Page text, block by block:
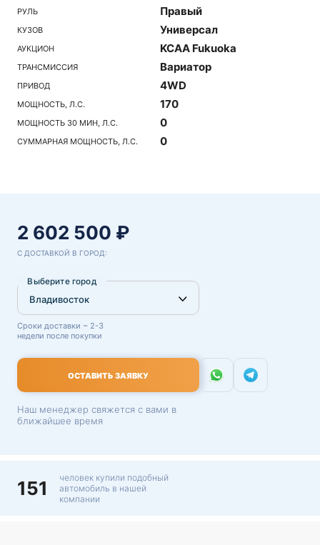
РУЛЬ Правый
КУЗОВ Универсал
АУКЦИОН KCAA Fukuoka
ТРАНСМИССИЯ Вариатор
ПРИВОД 4WD
МОЩНОСТЬ, Л.С. 170
МОЩНОСТЬ 30 МИН, Л.С. 0
СУММАРНАЯ МОЩНОСТЬ, Л.С. 0
2 602 500 ₽
С ДОСТАВКОЙ В ГОРОД:
Выберите город
Сроки доставки ~ 2-3
недели после покупки
ОСТАВИТЬ ЗАЯВКУ
Наш менеджер свяжется с вами в
ближайшее время
151
человек купили подобный
автомобиль в нашей
компании